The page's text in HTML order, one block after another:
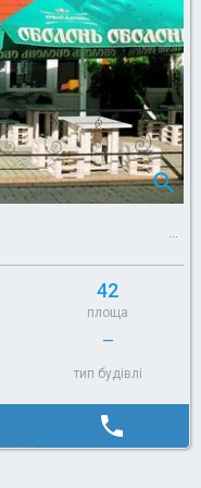
42
площа
—
тип будівлі